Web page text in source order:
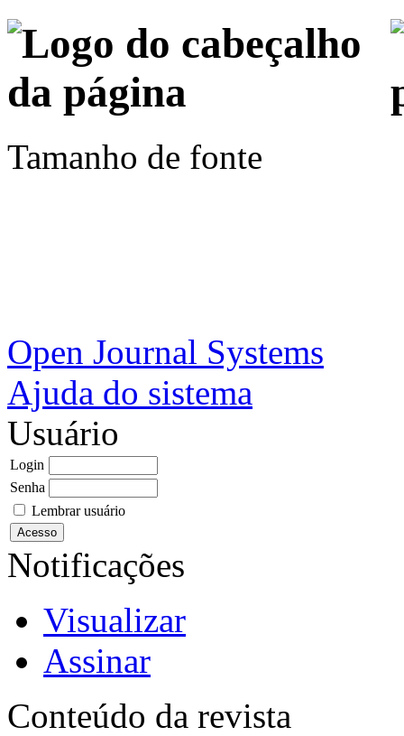
Tamanho de fonte
Open Journal Systems
Ajuda do sistema
Usuário
Login
Senha
Lembrar usuário
Notificações
Visualizar
Assinar
Conteúdo da revista